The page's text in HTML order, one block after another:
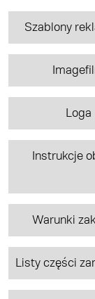
Szablony
Loga
Instrukcje
Warunki
Listy części